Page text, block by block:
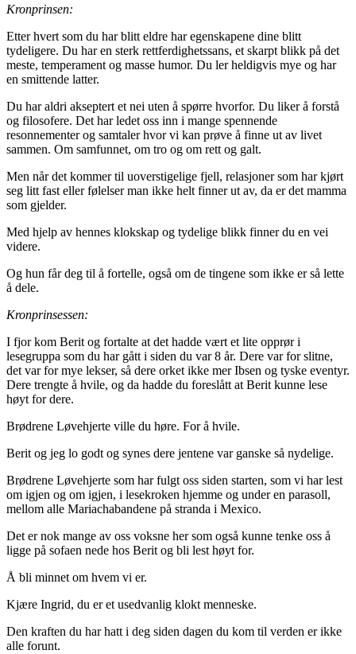
Kronprinsen:
Etter hvert som du har blitt eldre har egenskapene dine blitt
tydeligere. Du har en sterk rettferdighetssans, et skarpt blikk på det
meste, temperament og masse humor. Du ler heldigvis mye og har
en smittende latter.
Du har aldri akseptert et nei uten å spørre hvorfor. Du liker å forstå
og filosofere. Det har ledet oss inn i mange spennende
resonnementer og samtaler hvor vi kan prøve å finne ut av livet
sammen. Om samfunnet, om tro og om rett og galt.
Men når det kommer til uoverstigelige fjell, relasjoner som har kjørt
seg litt fast eller følelser man ikke helt finner ut av, da er det mamma
som gjelder.
Med hjelp av hennes klokskap og tydelige blikk finner du en vei
videre.
Og hun får deg til å fortelle, også om de tingene som ikke er så lette
å dele.
Kronprinsessen:
I fjor kom Berit og fortalte at det hadde vært et lite opprør i
lesegruppa som du har gått i siden du var 8 år. Dere var for slitne,
det var for mye lekser, så dere orket ikke mer Ibsen og tyske eventyr.
Dere trengte å hvile, og da hadde du foreslått at Berit kunne lese
høyt for dere.
Brødrene Løvehjerte ville du høre. For å hvile.
Berit og jeg lo godt og synes dere jentene var ganske så nydelige.
Brødrene Løvehjerte som har fulgt oss siden starten, som vi har lest
om igjen og om igjen, i lesekroken hjemme og under en parasoll,
mellom alle Mariachabandene på stranda i Mexico.
Det er nok mange av oss voksne her som også kunne tenke oss å
ligge på sofaen nede hos Berit og bli lest høyt for.
Å bli minnet om hvem vi er.
Kjære Ingrid, du er et usedvanlig klokt menneske.
Den kraften du har hatt i deg siden dagen du kom til verden er ikke
alle forunt.